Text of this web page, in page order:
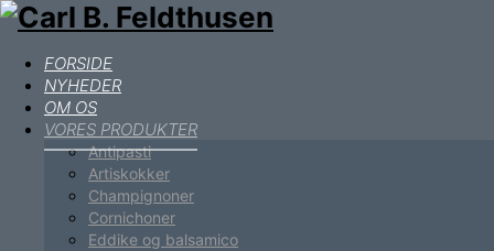
FORSIDE
NYHEDER
OM OS
VORES PRODUKTER
Antipasti
Artiskokker
Champignoner
Cornichoner
Eddike og balsamico